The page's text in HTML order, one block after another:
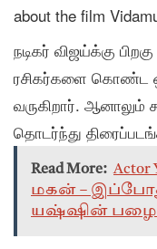
about the film
நடிகர் விஜய்க்கு
ரசிகர்களை கொண்ட
வருகிறார். ஆனாலும்
தொடர்ந்து
Read More:
மகன் –
யஷ்ஷின்